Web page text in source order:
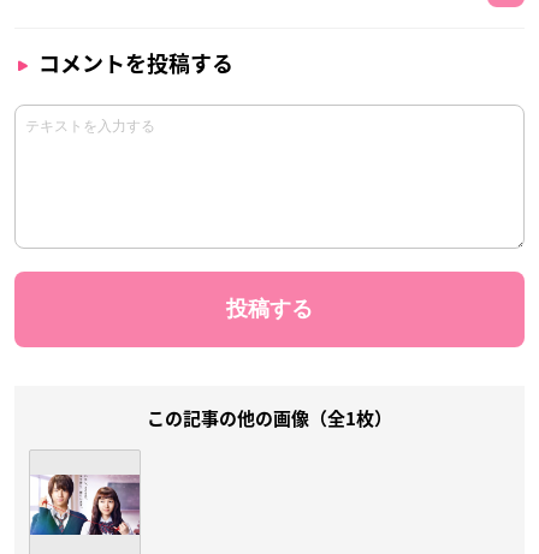
コメントを投稿する
この記事の他の画像（全1枚）